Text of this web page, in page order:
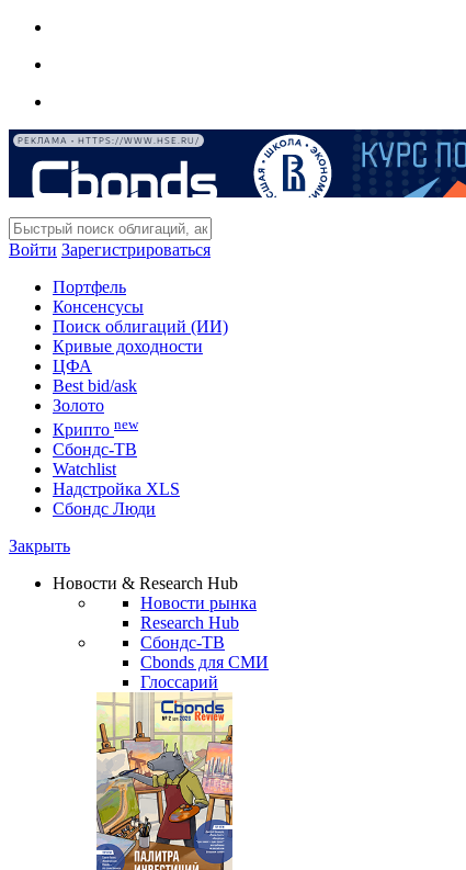
РЕКЛАМА • HTTPS://WWW.HSE.RU/
Войти Зарегистрироваться
Портфель
Консенсусы
Поиск облигаций (ИИ)
Кривые доходности
ЦФА
Best bid/ask
Золото
Крипто new
Сбондс-ТВ
Watchlist
Надстройка XLS
Сбондс Люди
Закрыть
Новости & Research Hub
Новости рынка
Research Hub
Сбондс-ТВ
Cbonds для СМИ
Глоссарий